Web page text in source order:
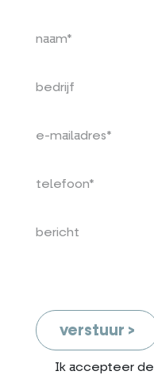
verstuur >
Ik accepteer de